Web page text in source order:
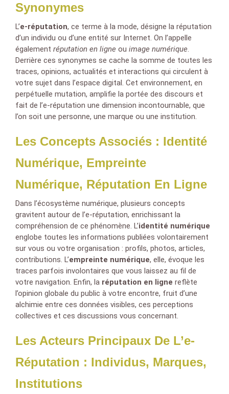
Synonymes
L’e-réputation, ce terme à la mode, désigne la réputation
d’un individu ou d’une entité sur Internet. On l’appelle
également réputation en ligne ou image numérique.
Derrière ces synonymes se cache la somme de toutes les
traces, opinions, actualités et interactions qui circulent à
votre sujet dans l’espace digital. Cet environnement, en
perpétuelle mutation, amplifie la portée des discours et
fait de l’e-réputation une dimension incontournable, que
l’on soit une personne, une marque ou une institution.
Les Concepts Associés : Identité
Numérique, Empreinte
Numérique, Réputation En Ligne
Dans l’écosystème numérique, plusieurs concepts
gravitent autour de l’e-réputation, enrichissant la
compréhension de ce phénomène. L’identité numérique
englobe toutes les informations publiées volontairement
sur vous ou votre organisation : profils, photos, articles,
contributions. L’empreinte numérique, elle, évoque les
traces parfois involontaires que vous laissez au fil de
votre navigation. Enfin, la réputation en ligne reflète
l’opinion globale du public à votre encontre, fruit d’une
alchimie entre ces données visibles, ces perceptions
collectives et ces discussions vous concernant.
Les Acteurs Principaux De L’e-
Réputation : Individus, Marques,
Institutions